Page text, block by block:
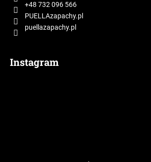
+48 732 096 566
PUELLAzapachy.pl
puellazapachy.pl
Instagram